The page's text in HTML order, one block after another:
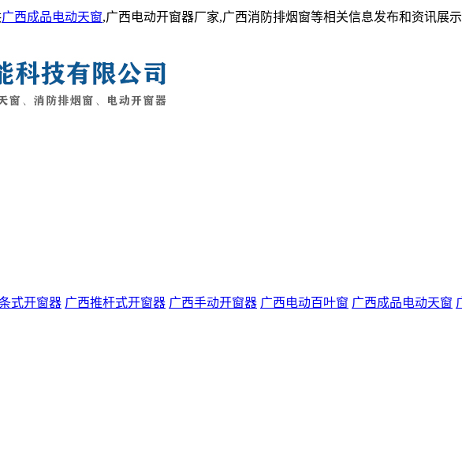
广西成品电动天窗,广西电动开窗器厂家,广西消防排烟窗等相关信息发布和资讯展示
式开窗器 广西推杆式开窗器 广西手动开窗器 广西电动百叶窗 广西成品电动天窗